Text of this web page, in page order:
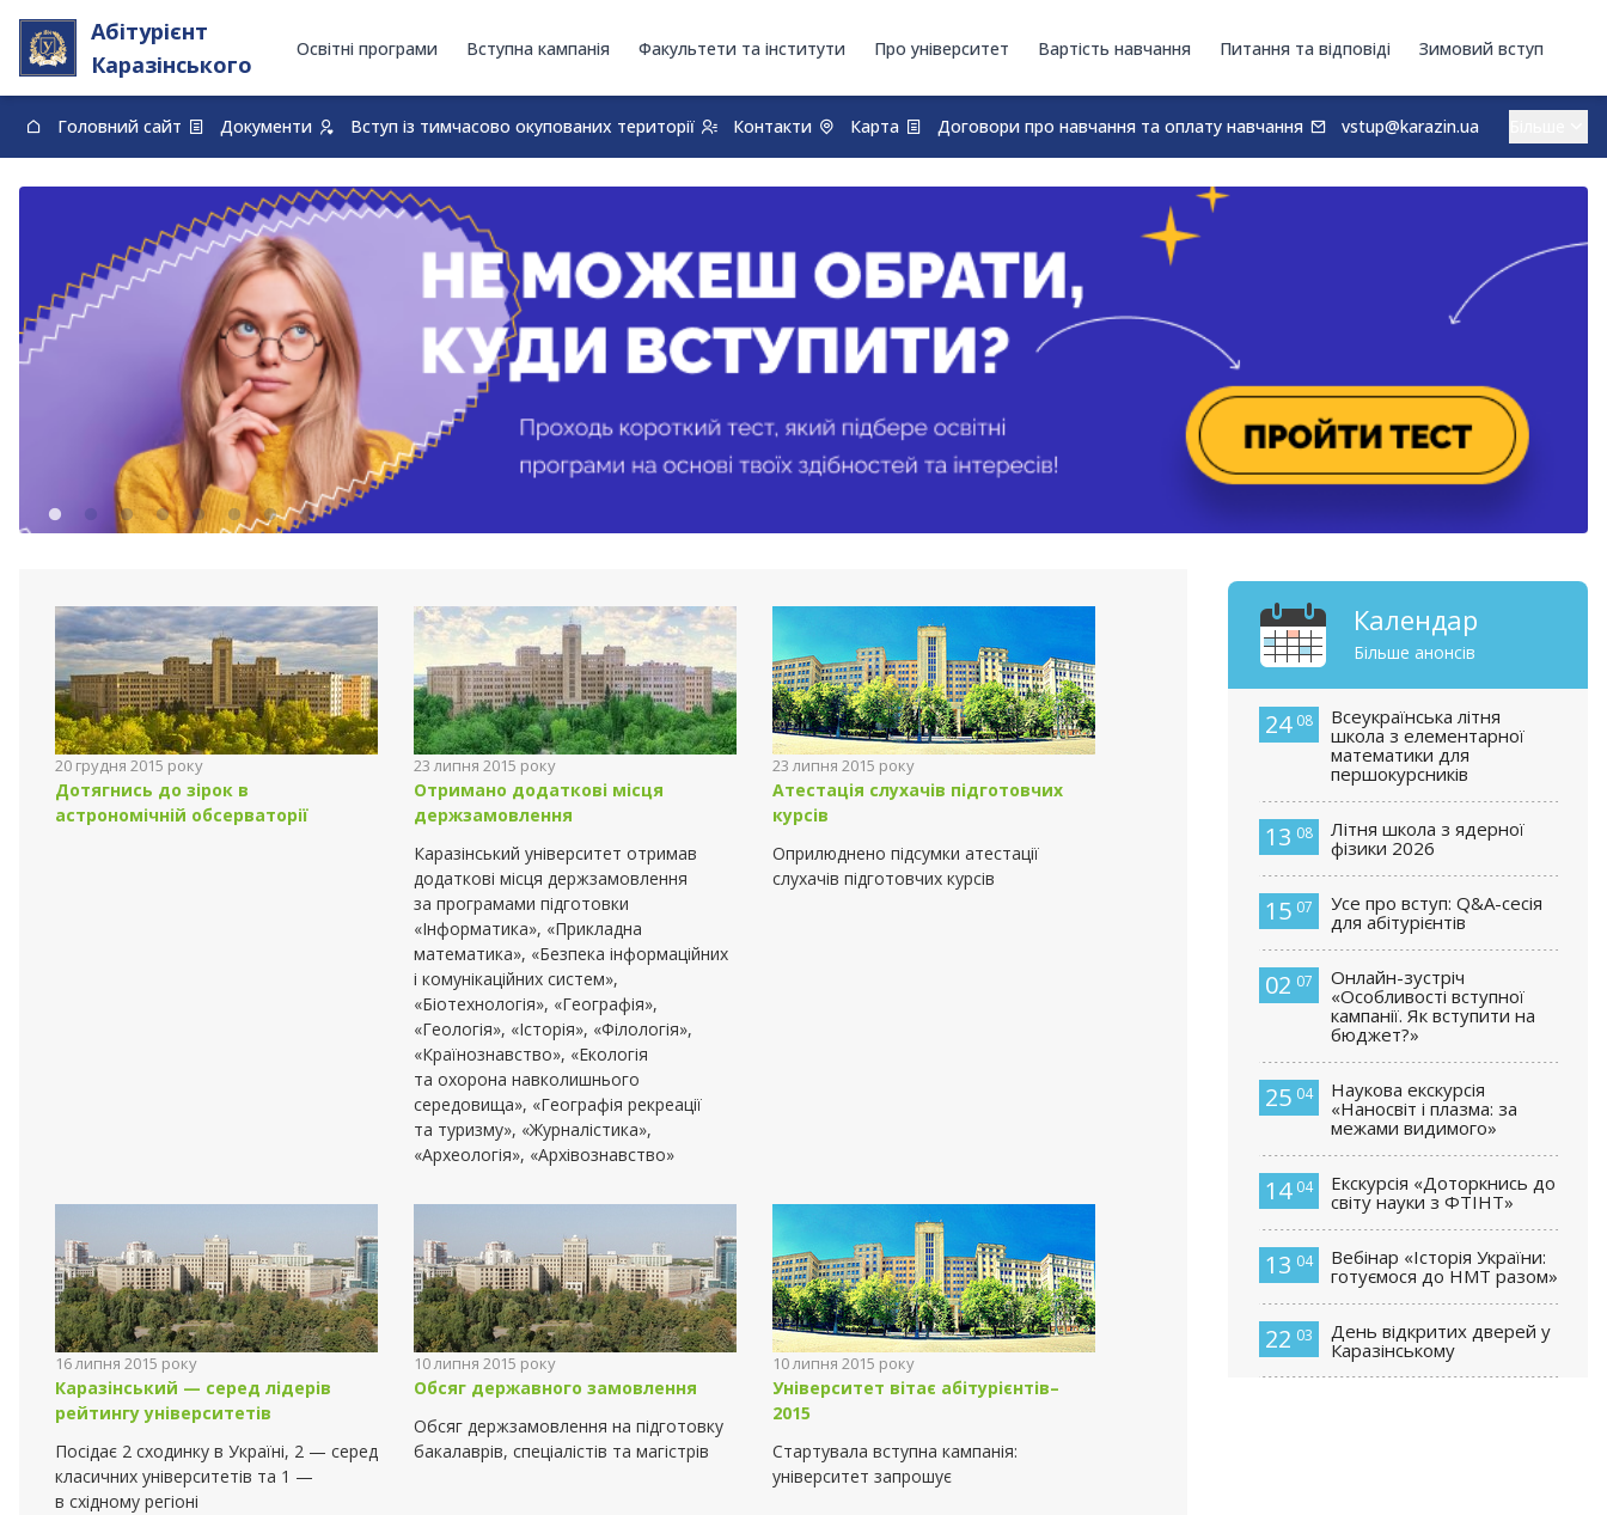
Абітурієнт
Каразінського
Освітні програми Вступна кампанія Факультети та інститути Про університет Вартість навчання Питання та відповіді Зимовий вступ
Головний сайт Документи Вступ із тимчасово окупованих території Контакти Карта Договори про навчання та оплату навчання
vstup@karazin.ua
0-800-33-48-73
20 грудня 2015 року
Дотягнись до зірок в
астрономічній обсерваторії
23 липня 2015 року
Отримано додаткові місця
держзамовлення
Каразінський університет отримав
додаткові місця держзамовлення
за програмами підготовки
«Інформатика», «Прикладна
математика», «Безпека інформаційних
і комунікаційних систем»,
«Біотехнологія», «Географія»,
«Геологія», «Історія», «Філологія»,
«Країнознавство», «Екологія
та охорона навколишнього
середовища», «Географія рекреації
та туризму», «Журналістика»,
«Археологія», «Архівознавство»
23 липня 2015 року
Атестація слухачів підготовчих
курсів
Оприлюднено підсумки атестації
слухачів підготовчих курсів
16 липня 2015 року
Каразінський — серед лідерів
рейтингу університетів
Посідає 2 сходинку в Україні, 2 — серед
класичних університетів та 1 —
в східному регіоні
10 липня 2015 року
Обсяг державного замовлення
Обсяг держзамовлення на підготовку
бакалаврів, спеціалістів та магістрів
10 липня 2015 року
Університет вітає абітурієнтів–
2015
Стартувала вступна кампанія:
університет запрошує
Календар
Більше анонсів
24 08
Всеукраїнська літня
школа з елементарної
математики для
першокурсників
13 08
Літня школа з ядерної
фізики 2026
15 07
Усе про вступ: Q&A-сесія
для абітурієнтів
02 07
Онлайн-зустріч
«Особливості вступної
кампанії. Як вступити на
бюджет?»
25 04
Наукова екскурсія
«Наносвіт і плазма: за
межами видимого»
14 04
Екскурсія «Доторкнись до
світу науки з ФТІНТ»
13 04
Вебінар «Історія України:
готуємося до НМТ разом»
22 03
День відкритих дверей у
Каразінському